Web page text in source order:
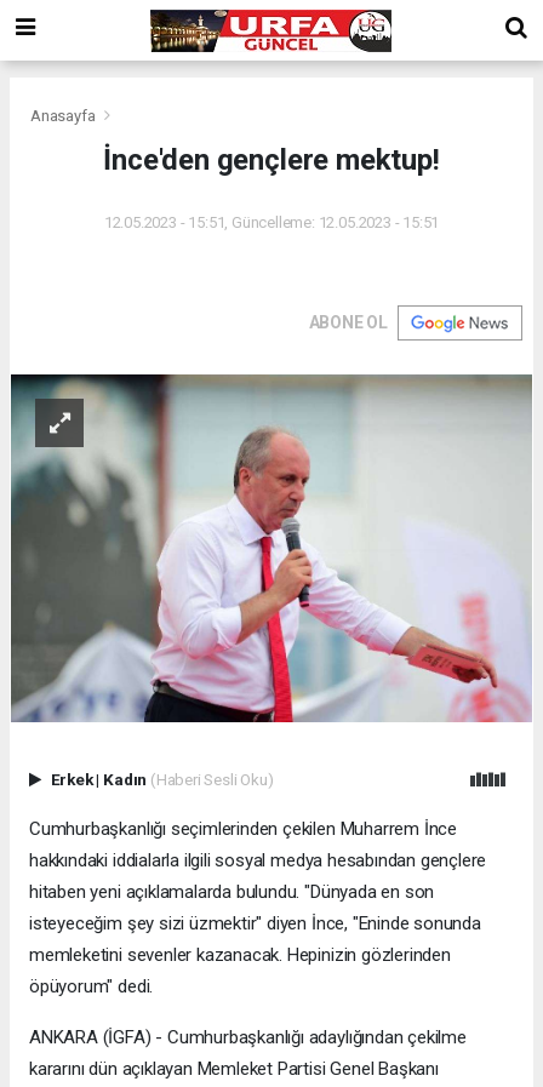
Anasayfa
İnce'den gençlere mektup!
12.05.2023 - 15:51, Güncelleme: 12.05.2023 - 15:51
ABONE OL
Erkek| Kadın (Haberi Sesli Oku)
Cumhurbaşkanlığı seçimlerinden çekilen Muharrem İnce
hakkındaki iddialarla ilgili sosyal medya hesabından gençlere
hitaben yeni açıklamalarda bulundu. "Dünyada en son
isteyeceğim şey sizi üzmektir" diyen İnce, "Eninde sonunda
memleketini sevenler kazanacak. Hepinizin gözlerinden
öpüyorum" dedi.
ANKARA (İGFA) - Cumhurbaşkanlığı adaylığından çekilme
kararını dün açıklayan Memleket Partisi Genel Başkanı